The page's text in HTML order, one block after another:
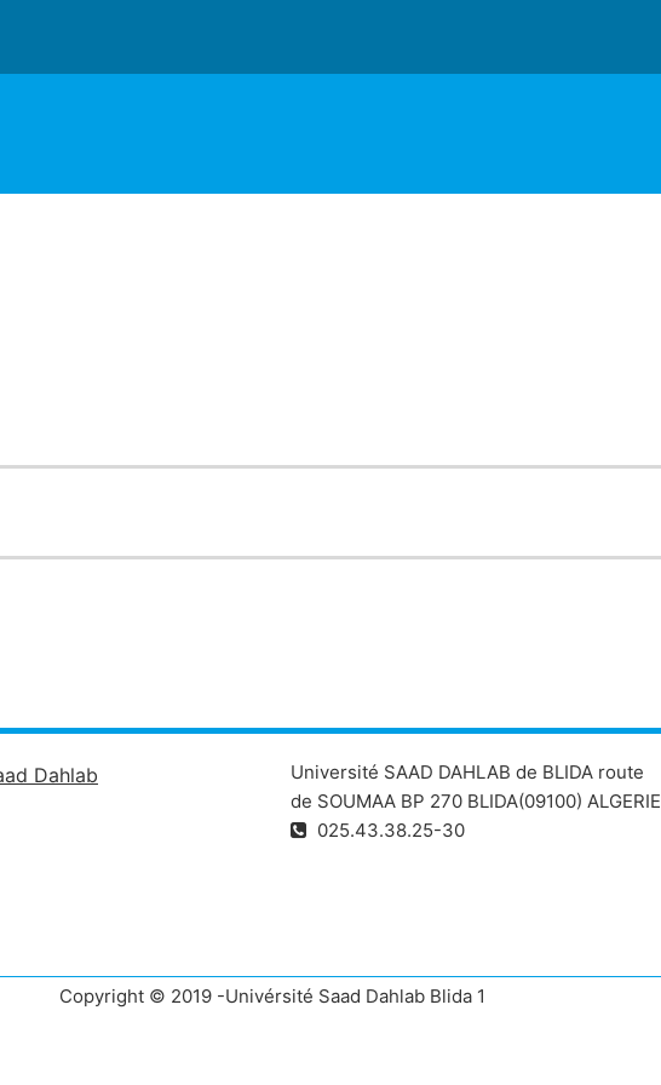
Dahlab
Université SAAD DAHLAB de BLIDA route
de SOUMAA BP 270 BLIDA(09100) ALGERIE
025.43.38.25-30
Copyright © 2019 -Univérsité Saad Dahlab Blida 1